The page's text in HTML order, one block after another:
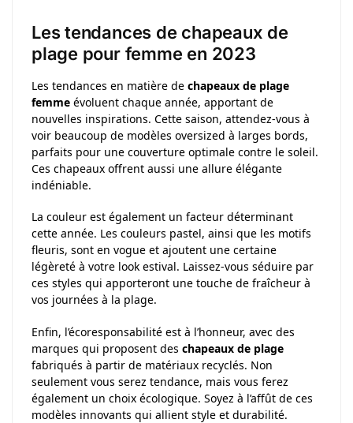
Les tendances de chapeaux de
plage pour femme en 2023
Les tendances en matière de chapeaux de plage
femme évoluent chaque année, apportant de
nouvelles inspirations. Cette saison, attendez-vous à
voir beaucoup de modèles oversized à larges bords,
parfaits pour une couverture optimale contre le soleil.
Ces chapeaux offrent aussi une allure élégante
indéniable.
La couleur est également un facteur déterminant
cette année. Les couleurs pastel, ainsi que les motifs
fleuris, sont en vogue et ajoutent une certaine
légèreté à votre look estival. Laissez-vous séduire par
ces styles qui apporteront une touche de fraîcheur à
vos journées à la plage.
Enfin, l’écoresponsabilité est à l’honneur, avec des
marques qui proposent des chapeaux de plage
fabriqués à partir de matériaux recyclés. Non
seulement vous serez tendance, mais vous ferez
également un choix écologique. Soyez à l’affût de ces
modèles innovants qui allient style et durabilité.